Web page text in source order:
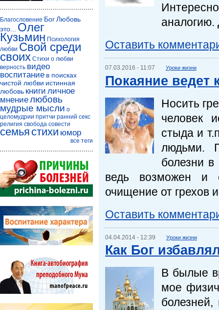
аналогию.
Оставить
07.03.2016 - 11:07 Уроки жизни
Покаяние ведет
Носить
человек
стыда и
людьми.
болезни
ведь возможен и
очищение от грехов
Оставить
04.04.2014 - 12:39 Уроки жизни
Как Бог
В былые
мое
Благословение БогЛюбовь
это...
Олег
Кузьмин Психология
любви Свой среди
своих Стихи о любви
верность видео
воспитание в поисках
чистой любви истинная
любовь книги личное
мнениелюбовь
мудрые мысли о
целомудрии притчи ранний секс
религия свобода совести
семья стихи юмор
все теги